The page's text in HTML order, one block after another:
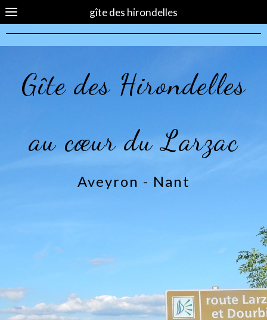
gîte des hirondelles
Gîte des Hirondelles
au cœur du Larzac
Aveyron - Nant